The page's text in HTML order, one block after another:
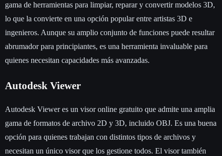
gama de herramientas para limpiar, reparar y convertir modelos 3D,
lo que la convierte en una opción popular entre artistas 3D e
ingenieros. Aunque su amplio conjunto de funciones puede resultar
abrumador para principiantes, es una herramienta invaluable para
quienes necesitan capacidades más avanzadas.
Autodesk Viewer
Autodesk Viewer es un visor online gratuito que admite una amplia
gama de formatos de archivo 2D y 3D, incluido OBJ. Es una buena
opción para quienes trabajan con distintos tipos de archivos y
necesitan un único visor que los gestione todos. El visor también